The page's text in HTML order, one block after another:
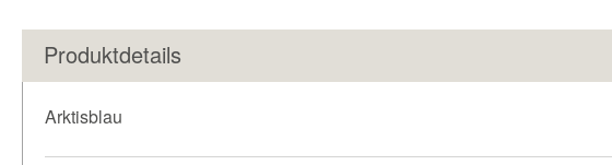
Produktdetails
Arktisblau